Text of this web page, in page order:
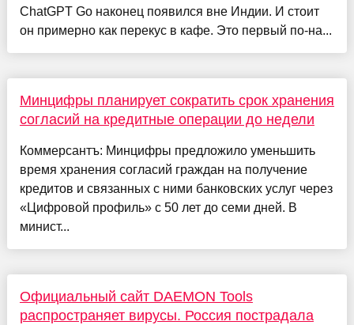
ChatGPT Go наконец появился вне Индии. И стоит
он примерно как перекус в кафе. Это первый по-на...
Минцифры планирует сократить срок хранения
согласий на кредитные операции до недели
Коммерсантъ: Минцифры предложило уменьшить
время хранения согласий граждан на получение
кредитов и связанных с ними банковских услуг через
«Цифровой профиль» с 50 лет до семи дней. В
минист...
Официальный сайт DAEMON Tools
распространяет вирусы. Россия пострадала